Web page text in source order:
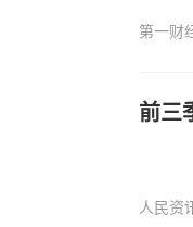
第一财
前三
人民资